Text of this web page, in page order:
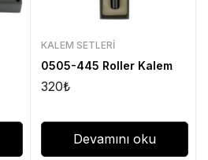
KALEM SETLERI
0505-445 Roller Kalem
320₺
Devamını oku